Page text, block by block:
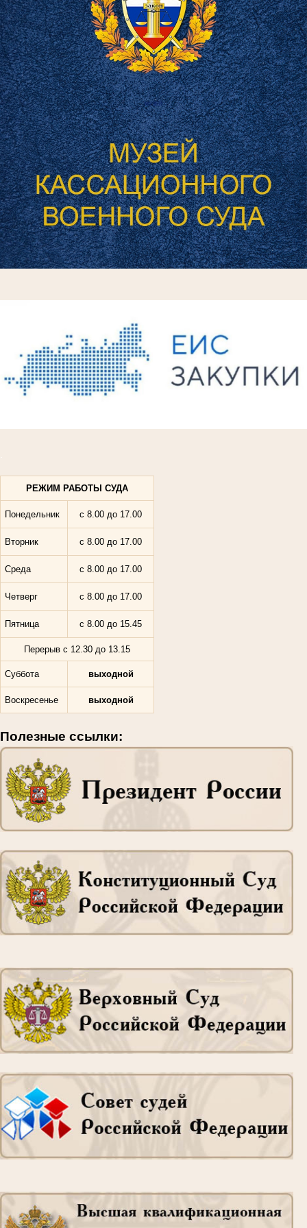
РЕЖИМ РАБОТЫ СУДА
Понедельник с 8.00 до 17.00
Вторник с 8.00 до 17.00
Среда с 8.00 до 17.00
Четверг с 8.00 до 17.00
Пятница с 8.00 до 15.45
Перерыв с 12.30 до 13.15
Суббота выходной
Воскресенье выходной
Полезные ссылки: